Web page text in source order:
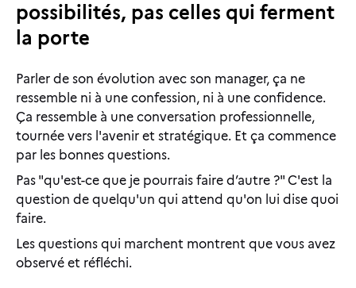
possibilités, pas celles qui ferment
la porte
Parler de son évolution avec son manager, ça ne
ressemble ni à une confession, ni à une confidence.
Ça ressemble à une conversation professionnelle,
tournée vers l'avenir et stratégique. Et ça commence
par les bonnes questions.
Pas "qu'est-ce que je pourrais faire d’autre ?" C'est la
question de quelqu'un qui attend qu'on lui dise quoi
faire.
Les questions qui marchent montrent que vous avez
observé et réfléchi.